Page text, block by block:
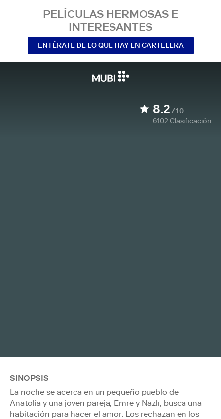
PELÍCULAS HERMOSAS E
INTERESANTES
ENTÉRATE DE LO QUE HAY EN CARTELERA
8.2/10
6102 Clasificación
SINOPSIS
La noche se acerca en un pequeño pueblo de
Anatolia y una joven pareja, Emre y Nazlı, busca una
habitación para hacer el amor. Los rechazan en los